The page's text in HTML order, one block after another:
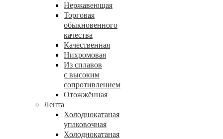
Нержавеющая
Торговая
обыкновенного
качества
Качественная
Нихромовая
Из сплавов
с высоким
сопротивлением
Отожжённая
Лента
Холоднокатаная
упаковочная
Холоднокатаная